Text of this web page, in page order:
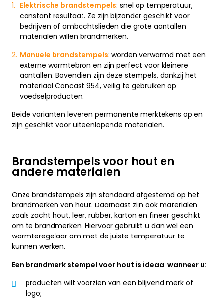
Elektrische brandstempels: snel op temperatuur,
constant resultaat. Ze zijn bijzonder geschikt voor
bedrijven of ambachtslieden die grote aantallen
materialen willen brandmerken.
Manuele brandstempels: worden verwarmd met een
externe warmtebron en zijn perfect voor kleinere
aantallen. Bovendien zijn deze stempels, dankzij het
materiaal Concast 954, veilig te gebruiken op
voedselproducten.
Beide varianten leveren permanente merktekens op en
zijn geschikt voor uiteenlopende materialen.
Brandstempels voor hout en
andere materialen
Onze brandstempels zijn standaard afgestemd op het
brandmerken van hout. Daarnaast zijn ook materialen
zoals zacht hout, leer, rubber, karton en fineer geschikt
om te brandmerken. Hiervoor gebruikt u dan wel een
warmteregelaar om met de juiste temperatuur te
kunnen werken.
Een brandmerk stempel voor hout is ideaal wanneer u:
producten wilt voorzien van een blijvend merk of
logo;